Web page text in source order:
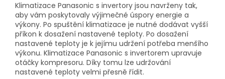
Klimatizace Panasonic s invertory jsou navrženy tak,
aby vám poskytovaly výjimečné úspory energie a
výkony. Po spuštění klimatizace je nutné dodávat vyšší
příkon k dosažení nastavené teploty. Po dosažení
nastavené teploty je k jejímu udržení potřeba menšího
výkonu. Klimatizace Panasonic s invertorem upravuje
otáčky kompresoru. Díky tomu lze udržování
nastavené teploty velmi přesně řídit.